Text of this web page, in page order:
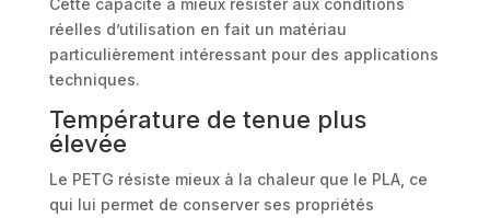
réelles d’utilisation en fait un matériau
particulièrement intéressant pour des applications
techniques.
Température de tenue plus
élevée
Le PETG résiste mieux à la chaleur que le PLA, ce
qui lui permet de conserver ses propriétés